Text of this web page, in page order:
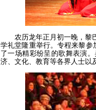
农历龙年正月初一晚，黎巴
学礼堂隆重举行。专程来黎参
了一场精彩纷呈的歌舞表演
济、文化、教育等各界人士以